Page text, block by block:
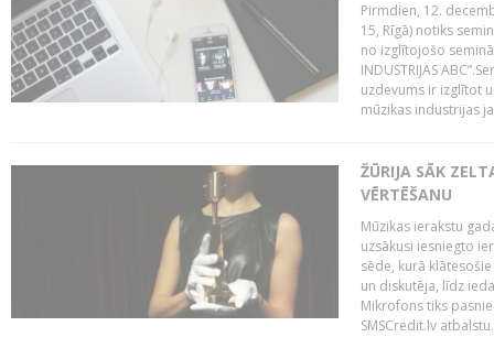
Pirmdien, 12.
15, Rīgā) notiks
no izglītojošo
INDUSTRIJAS
uzdevums ir izglītot
mūzikas industrijas
ŽŪRIJA SĀK
VĒRTĒŠANU
Mūzikas ierakstu
uzsākusi iesniegto
sēde, kurā
un diskutēja, līdz
Mikrofons tiks
SMSCredit.lv